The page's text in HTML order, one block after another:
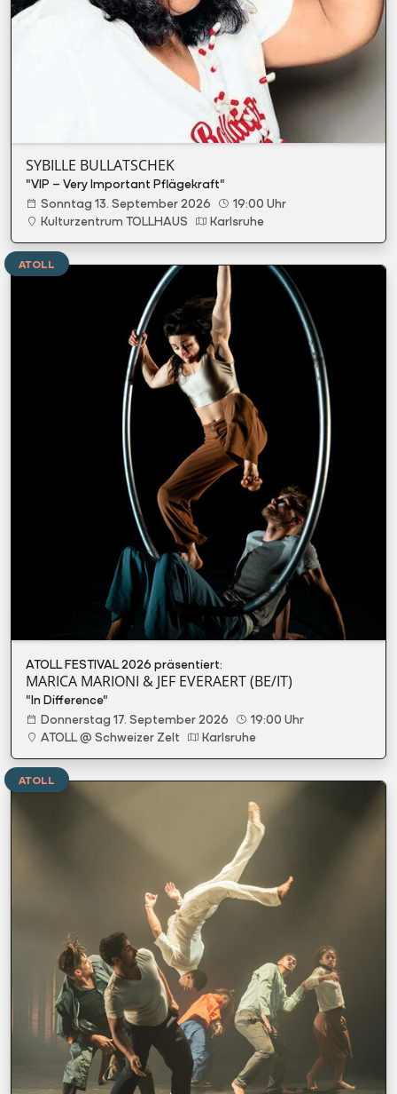
SYBILLE BULLATSCHEK
"VIP – Very Important Pflägekraft"
Sonntag 13. September 2026
19:00 Uhr
Kulturzentrum TOLLHAUS
Karlsruhe
ATOLL
ATOLL FESTIVAL 2026 präsentiert:
MARICA MARIONI & JEF EVERAERT (BE/IT)
"In Difference"
Donnerstag 17. September 2026
19:00 Uhr
ATOLL @ Schweizer Zelt
Karlsruhe
ATOLL